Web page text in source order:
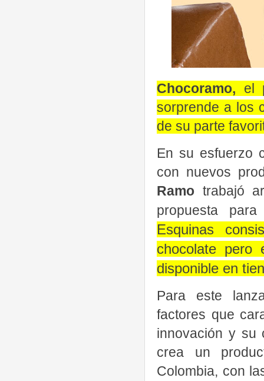
Chocoramo, el
sorprende a los
de su parte
En su esfuerzo
con nuevos
Ramo trabajó
propuesta
Esquinas
chocolate pero
disponible en
Para este
factores que
innovación y su
crea un
Colombia, con